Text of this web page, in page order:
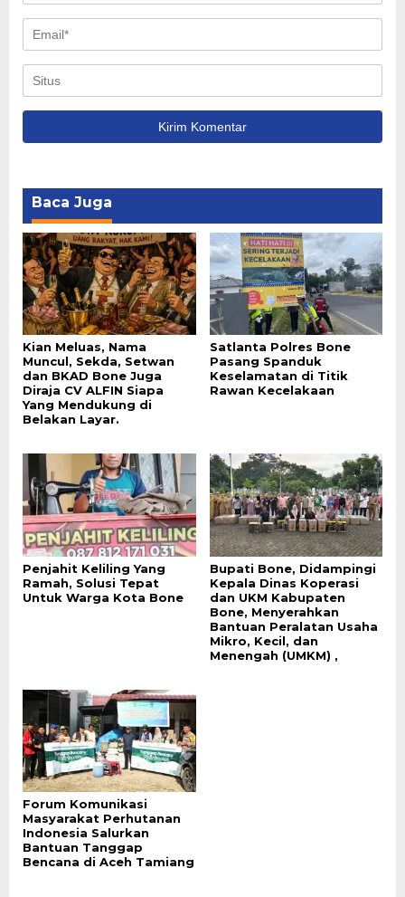
Baca Juga
Kian Meluas, Nama
Muncul, Sekda, Setwan
dan BKAD Bone Juga
Diraja CV ALFIN Siapa
Yang Mendukung di
Belakan Layar.
Satlanta Polres Bone
Pasang Spanduk
Keselamatan di Titik
Rawan Kecelakaan
Penjahit Keliling Yang
Ramah, Solusi Tepat
Untuk Warga Kota Bone
Bupati Bone, Didampingi
Kepala Dinas Koperasi
dan UKM Kabupaten
Bone, Menyerahkan
Bantuan Peralatan Usaha
Mikro, Kecil, dan
Menengah (UMKM) ,
Forum Komunikasi
Masyarakat Perhutanan
Indonesia Salurkan
Bantuan Tanggap
Bencana di Aceh Tamiang